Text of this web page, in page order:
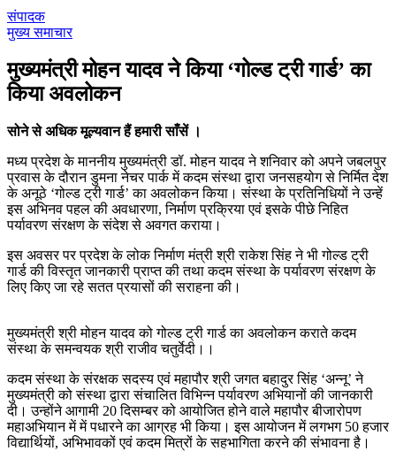
संपादक
मुख्य समाचार
मुख्यमंत्री मोहन यादव ने किया ‘गोल्ड ट्री गार्ड’ का
किया अवलोकन
सोने से अधिक मूल्यवान हैं हमारी साँसें ।
मध्य प्रदेश के माननीय मुख्यमंत्री डॉ. मोहन यादव ने शनिवार को अपने जबलपुर
प्रवास के दौरान डुमना नेचर पार्क में कदम संस्था द्वारा जनसहयोग से निर्मित देश
के अनूठे ‘गोल्ड ट्री गार्ड’ का अवलोकन किया। संस्था के प्रतिनिधियों ने उन्हें
इस अभिनव पहल की अवधारणा, निर्माण प्रक्रिया एवं इसके पीछे निहित
पर्यावरण संरक्षण के संदेश से अवगत कराया।
इस अवसर पर प्रदेश के लोक निर्माण मंत्री श्री राकेश सिंह ने भी गोल्ड ट्री
गार्ड की विस्तृत जानकारी प्राप्त की तथा कदम संस्था के पर्यावरण संरक्षण के
लिए किए जा रहे सतत प्रयासों की सराहना की।
मुख्यमंत्री श्री मोहन यादव को गोल्ड ट्री गार्ड का अवलोकन कराते कदम
संस्था के समन्वयक श्री राजीव चतुर्वेदी।।
कदम संस्था के संरक्षक सदस्य एवं महापौर श्री जगत बहादुर सिंह ‘अन्नू’ ने
मुख्यमंत्री को संस्था द्वारा संचालित विभिन्न पर्यावरण अभियानों की जानकारी
दी। उन्होंने आगामी 20 दिसम्बर को आयोजित होने वाले महापौर बीजारोपण
महाअभियान में में पधारने का आग्रह भी किया। इस आयोजन में लगभग 50 हजार
विद्यार्थियों, अभिभावकों एवं कदम मित्रों के सहभागिता करने की संभावना है।